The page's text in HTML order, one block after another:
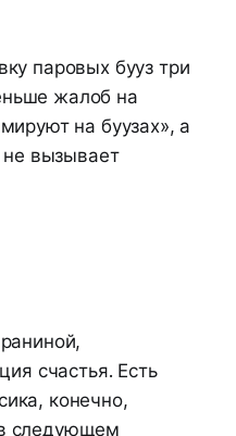
паровых бууз три
жалоб на
на буузах», а
не вызывает
счастья. Есть
конечно,
следующем